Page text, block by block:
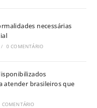
necessárias
/ 0 COMENTÁRIO
atender brasileiros que
COMENTÁRIO